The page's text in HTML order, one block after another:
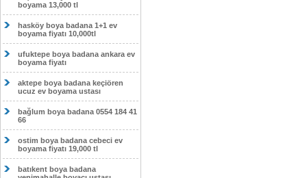
boyama 13,000 tl
hasköy boya badana 1+1 ev
boyama fiyatı 10,000tl
ufuktepe boya badana ankara ev
boyama fiyatı
aktepe boya badana keçiören
ucuz ev boyama ustası
bağlum boya badana 0554 184 41
66
ostim boya badana cebeci ev
boyama fiyatı 19,000 tl
batıkent boya badana